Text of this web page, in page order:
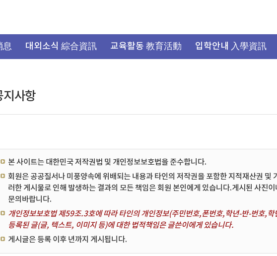
息 대외소식 綜合資訊 교육활동 教育活動 입학안내 入學資訊
지사항
본 사이트는 대한민국 저작권법 및 개인정보보호법을 준수합니다.
회원은 공공질서나 미풍양속에 위배되는 내용과 타인의 저작권을 포함한 지적재산권 및
러한 게시물로 인해 발생하는 결과의 모든 책임은 회원 본인에게 있습니다.게시된 사진
문의바랍니다.
개인정보보호법 제59조.3호에 따라 타인의 개인정보(주민번호,폰번호,학년-반-번호,
등록된 글(글, 텍스트, 이미지 등)에 대한 법적책임은 글쓴이에게 있습니다.
게시글은 등록 이후 년까지 게시됩니다.